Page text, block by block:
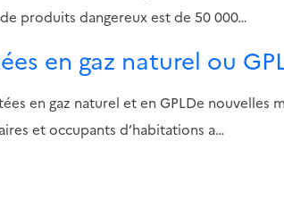
produits dangereux est de 50 000…
en gaz naturel ou
en gaz naturel et en GPLDe nouvelles
et occupants d’habitations a…